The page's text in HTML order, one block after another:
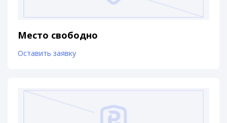
Место свободно
Оставить заявку